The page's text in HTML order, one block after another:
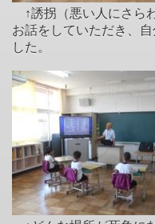
↑誘拐（悪い人にさら
お話をしていただき、
した。